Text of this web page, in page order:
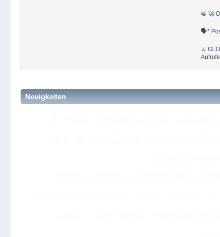
📛 🚀
🗣*
⚔
Aufrufe
Neuigkeiten